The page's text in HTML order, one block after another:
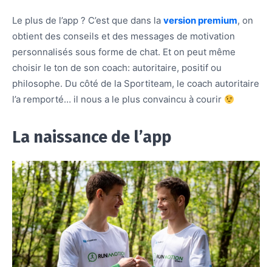
Le plus de l’app ? C’est que dans la version premium, on
obtient des conseils et des messages de motivation
personnalisés sous forme de chat. Et on peut même
choisir le ton de son coach: autoritaire, positif ou
philosophe. Du côté de la Sportiteam, le coach autoritaire
l’a remporté… il nous a le plus convaincu à courir
La naissance de l’app